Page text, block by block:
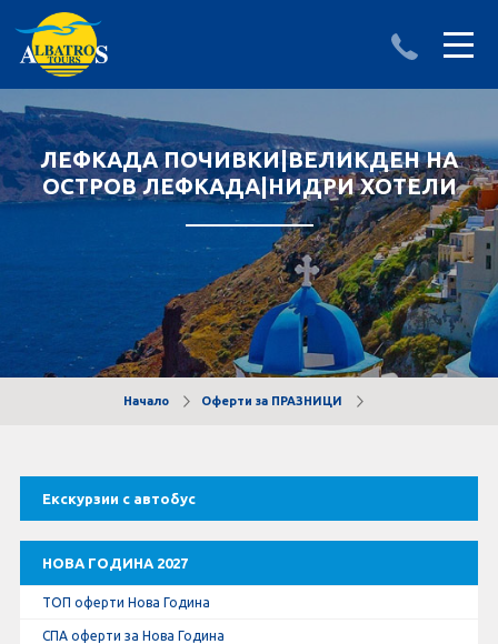
ДЕСТИНАЦИИ
АЛБАНИЯ
ТУРЦИЯ
Оферти За Нова Година
Септемврийски Празници
Автобусни Екскурзии
ИЗПРАТИ ЗАПИТВАНЕ
ЛЕФКАДА ПОЧИВКИ|ВЕЛИКДЕН НА
ОСТРОВ ЛЕФКАДА|НИДРИ ХОТЕЛИ
Начало Оферти за ПРАЗНИЦИ
Екскурзии с автобус
НОВА ГОДИНА 2027
ТОП оферти Нова Година
СПА оферти за Нова Година